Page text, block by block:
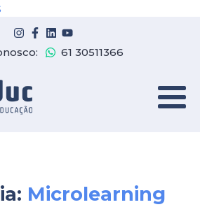
61 30511366
Microlearning